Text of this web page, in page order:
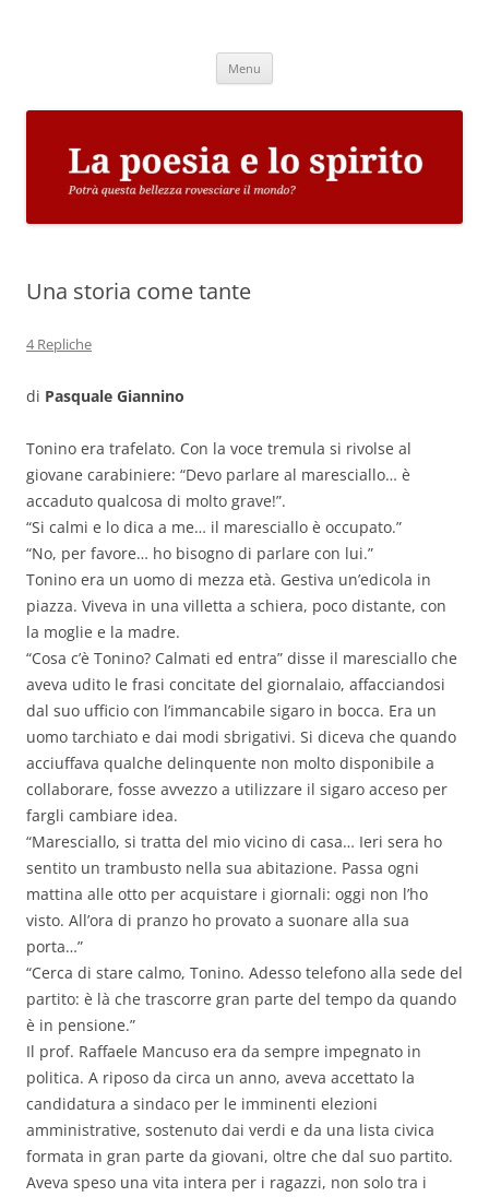
Menu
Una storia come tante
4 Repliche
di Pasquale Giannino
Tonino era trafelato. Con la voce tremula si rivolse al
giovane carabiniere: “Devo parlare al maresciallo… è
accaduto qualcosa di molto grave!”.
“Si calmi e lo dica a me… il maresciallo è occupato.”
“No, per favore… ho bisogno di parlare con lui.”
Tonino era un uomo di mezza età. Gestiva un’edicola in
piazza. Viveva in una villetta a schiera, poco distante, con
la moglie e la madre.
“Cosa c’è Tonino? Calmati ed entra” disse il maresciallo che
aveva udito le frasi concitate del giornalaio, affacciandosi
dal suo ufficio con l’immancabile sigaro in bocca. Era un
uomo tarchiato e dai modi sbrigativi. Si diceva che quando
acciuffava qualche delinquente non molto disponibile a
collaborare, fosse avvezzo a utilizzare il sigaro acceso per
fargli cambiare idea.
“Maresciallo, si tratta del mio vicino di casa… Ieri sera ho
sentito un trambusto nella sua abitazione. Passa ogni
mattina alle otto per acquistare i giornali: oggi non l’ho
visto. All’ora di pranzo ho provato a suonare alla sua
porta…”
“Cerca di stare calmo, Tonino. Adesso telefono alla sede del
partito: è là che trascorre gran parte del tempo da quando
è in pensione.”
Il prof. Raffaele Mancuso era da sempre impegnato in
politica. A riposo da circa un anno, aveva accettato la
candidatura a sindaco per le imminenti elezioni
amministrative, sostenuto dai verdi e da una lista civica
formata in gran parte da giovani, oltre che dal suo partito.
Aveva speso una vita intera per i ragazzi, non solo tra i